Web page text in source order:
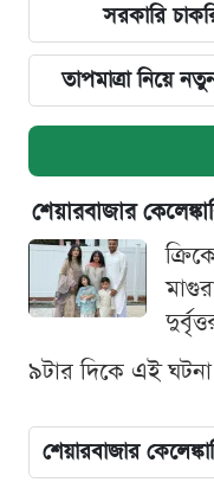
সরকারি
তাপমাত্রা নিয়ে
শেয়ারবাজার
৯টার দিকে এই
শেয়ারবাজার